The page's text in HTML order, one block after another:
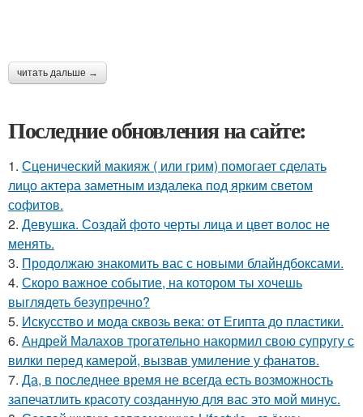
читать дальше →
Последние обновления на сайте:
1. Сценический макияж ( или грим) помогает сделать
лицо актера заметным издалека под ярким светом
софитов.
2. Девушка. Создай фото черты лица и цвет волос не
менять.
3. Продолжаю знакомить вас с новыми блайндбоксами.
4. Скоро важное событие, на котором ты хочешь
выглядеть безупречно?
5. Искусство и мода сквозь века: от Египта до пластики.
6. Андрей Малахов трогательно накормил свою супругу с
вилки перед камерой, вызвав умиление у фанатов.
7. Да, в последнее время не всегда есть возможность
запечатлить красоту созданную для вас это мой минус.